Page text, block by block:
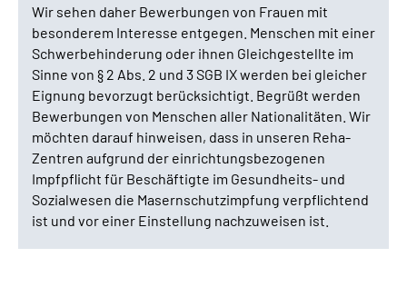
Wir sehen daher Bewerbungen von Frauen mit
besonderem Interesse entgegen. Menschen mit einer
Schwerbehinderung oder ihnen Gleichgestellte im
Sinne von § 2 Abs. 2 und 3 SGB IX werden bei gleicher
Eignung bevorzugt berücksichtigt. Begrüßt werden
Bewerbungen von Menschen aller Nationalitäten. Wir
möchten darauf hinweisen, dass in unseren Reha-
Zentren aufgrund der einrichtungsbezogenen
Impfpflicht für Beschäftigte im Gesundheits- und
Sozialwesen die Masernschutzimpfung verpflichtend
ist und vor einer Einstellung nachzuweisen ist.